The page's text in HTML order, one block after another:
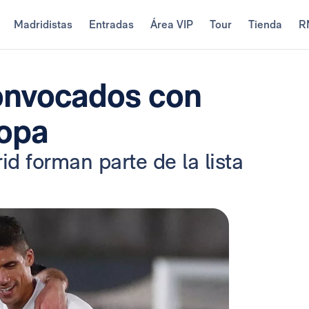
Madridistas Entradas Área VIP Tour Tienda
con
forman parte de la lista